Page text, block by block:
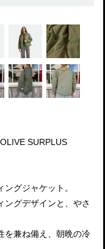
SURPLUS
グジャケット。
ングデザインと、やさ
を兼ね備え、朝晩の冷